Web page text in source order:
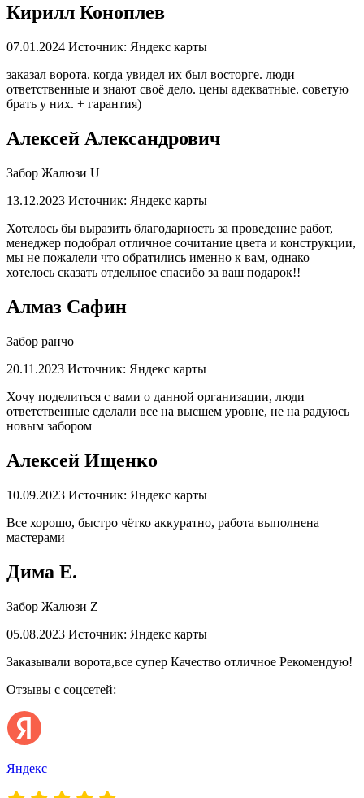
Кирилл Коноплев
07.01.2024 Источник: Яндекс карты
заказал ворота. когда увидел их был восторге. люди
ответственные и знают своё дело. цены адекватные. советую
брать у них. + гарантия)
Алексей Александрович
Забор Жалюзи U
13.12.2023 Источник: Яндекс карты
Хотелось бы выразить благодарность за проведение работ,
менеджер подобрал отличное сочитание цвета и конструкции,
мы не пожалели что обратились именно к вам, однако
хотелось сказать отдельное спасибо за ваш подарок!!
Алмаз Сафин
Забор ранчо
20.11.2023 Источник: Яндекс карты
Хочу поделиться с вами о данной организации, люди
ответственные сделали все на высшем уровне, не на радуюсь
новым забором
Алексей Ищенко
10.09.2023 Источник: Яндекс карты
Все хорошо, быстро чётко аккуратно, работа выполнена
мастерами
Дима Е.
Забор Жалюзи Z
05.08.2023 Источник: Яндекс карты
Заказывали ворота,все супер Качество отличное Рекомендую!
Отзывы с соцсетей:
Яндекс